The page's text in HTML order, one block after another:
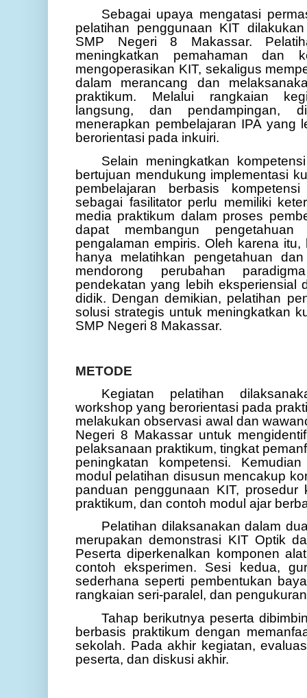
Sebagai upaya mengatasi
pelatihan penggunaan KIT
SMP Negeri 8 Makassar.
meningkatkan pemahaman dan
mengoperasikan KIT, sekaligus
dalam merancang dan
praktikum. Melalui rangkaian
langsung, dan pendampingan,
menerapkan pembelajaran IPA yang
berorientasi pada inkuiri.
Selain meningkatkan
bertujuan mendukung implementasi
pembelajaran berbasis
sebagai fasilitator perlu memiliki
media praktikum dalam proses
dapat membangun
pengalaman empiris. Oleh karena
hanya melatihkan pengetahuan
mendorong perubahan
pendekatan yang lebih eksperiensial
didik. Dengan demikian, pelatihan
solusi strategis untuk meningkatkan
SMP Negeri 8 Makassar.
METODE
Kegiatan pelatihan
workshop yang berorientasi pada
melakukan observasi awal dan
Negeri 8 Makassar untuk
pelaksanaan praktikum, tingkat
peningkatan kompetensi.
modul pelatihan disusun mencakup
panduan penggunaan KIT, prosedur
praktikum, dan contoh modul ajar
Pelatihan dilaksanakan dalam
merupakan demonstrasi KIT Optik
Peserta diperkenalkan komponen
contoh eksperimen. Sesi kedua, g
sederhana seperti pembentukan
rangkaian seri-paralel, dan
Tahap berikutnya peserta
berbasis praktikum dengan
sekolah. Pada akhir kegiatan,
peserta, dan diskusi akhir.